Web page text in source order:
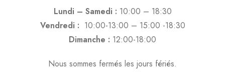
Lundi – Samedi : 10:00 – 18:30
Vendredi : 10:00-13:00 – 15:00 -18:30
Dimanche : 12:00-18:00
Nous sommes fermés les jours fériés.